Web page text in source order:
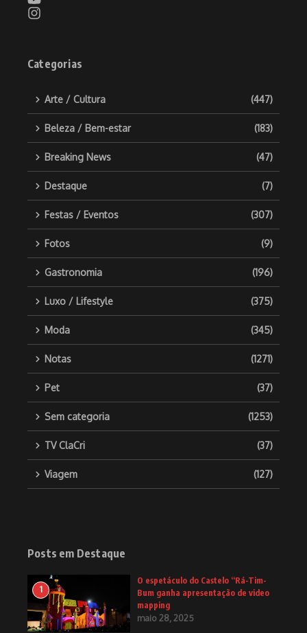
Categorias
Arte / Cultura (447)
Beleza / Bem-estar (183)
Breaking News (47)
Destaque (7)
Festas / Eventos (307)
Fotos (9)
Gastronomia (196)
Luxo / Lifestyle (375)
Moda (345)
Notas (1271)
Pet (37)
Sem categoria (1253)
TV ClaCri (37)
Viagem (127)
Posts em Destaque
1
O espetáculo do Castelo “Rá-Tim-
Bum ganha apresentação de video
mapping
maio 28, 2025